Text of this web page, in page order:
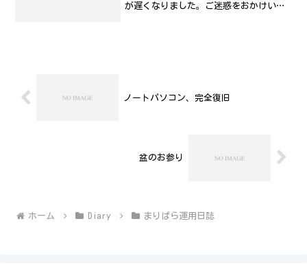
が遅くなりました。ご迷惑をおかけいた
ノートパソコン、完全復旧
盆のお参り
ホーム Diary まりぱら運用日誌